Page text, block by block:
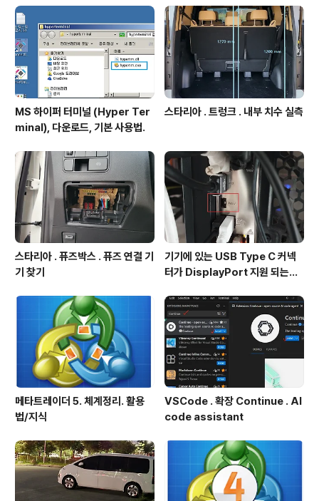
r easy pro..
MS 하이퍼 터미널 (Hyper Ter
minal), 다운로드, 기본 사용법.
스타리아 . 트렁크 . 내부 치수 실측
스타리아 . 퓨즈박스 . 퓨즈 연결 기
기 찾기
기기에 있는 USB Type C 커넥
터가 DisplayPort 지원 되는지
메타트레이더 5. 체계정리. 활용
법/지식
VSCode . 확장 Continue . AI
code assistant